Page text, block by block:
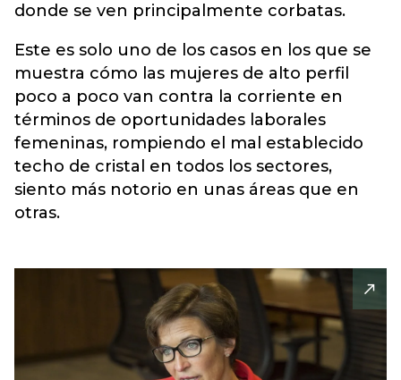
donde se ven principalmente corbatas.
Este es solo uno de los casos en los que se
muestra cómo las mujeres de alto perfil
poco a poco van contra la corriente en
términos de oportunidades laborales
femeninas, rompiendo el mal establecido
techo de cristal en todos los sectores,
siento más notorio en unas áreas que en
otras.